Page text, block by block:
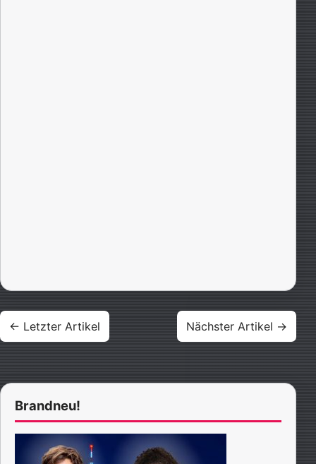
Beitragsnavigation
← Letzter Artikel Nächster Artikel →
Brandneu!